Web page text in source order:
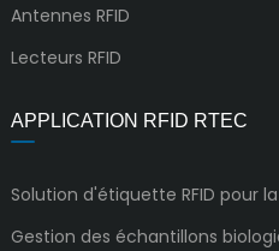
Antennes RFID
Lecteurs RFID
APPLICATION RFID RTEC
Solution d'étiquette RFID pour
Gestion des échantillons